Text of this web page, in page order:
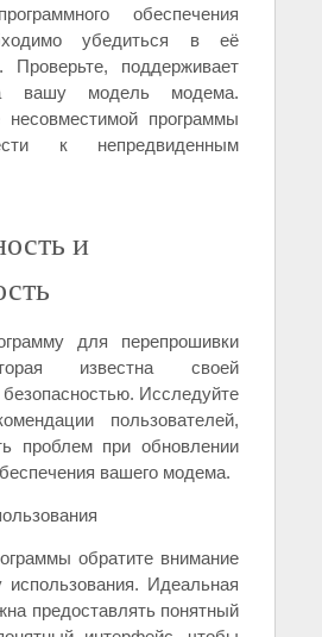
обеспечения
убедиться в её
Проверьте, поддерживает
вашу модель модема.
несовместимой программы
к непредвиденным
и
для перепрошивки
известна своей
Исследуйте
пользователей,
проблем при обновлении
вашего модема.
обратите внимание
использования. Идеальная
предоставлять понятный